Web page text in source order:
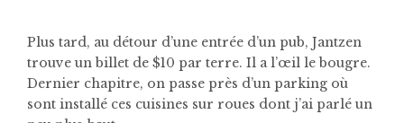
Plus tard, au détour d’une entrée d’un pub, Jantzen
trouve un billet de $10 par terre. Il a l’œil le bougre.
Dernier chapitre, on passe près d’un parking où
sont installé ces cuisines sur roues dont j’ai parlé un